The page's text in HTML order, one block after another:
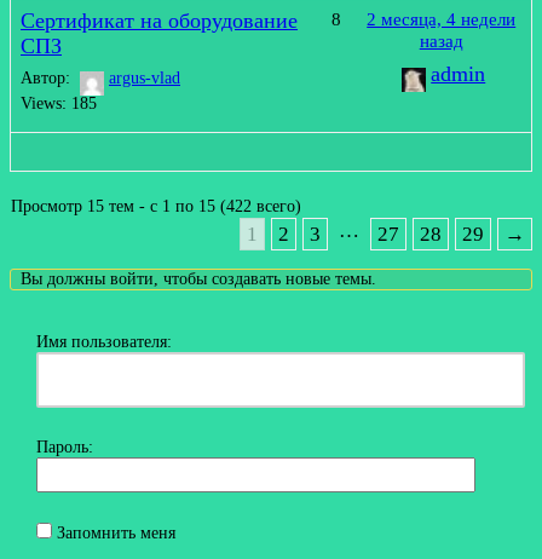
Сертификат на оборудование
СПЗ
Автор:
argus-vlad
Views: 185
8
2 месяца, 4 недели
назад
admin
Просмотр 15 тем - с 1 по 15 (422 всего)
1 2 3 … 27 28 29 →
Вы должны войти, чтобы создавать новые темы.
Имя пользователя:
Пароль:
Запомнить меня